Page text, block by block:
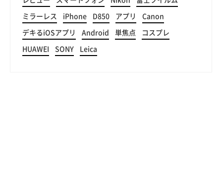
ミラーレス iPhone D850 アプリ Canon
デキるiOSアプリ Android 単焦点 コスプレ
HUAWEI SONY Leica